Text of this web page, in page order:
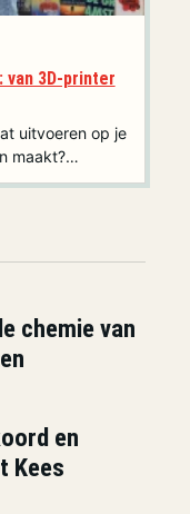
van 3D-printer
uitvoeren op je
maakt?…
chemie van
en
Kees